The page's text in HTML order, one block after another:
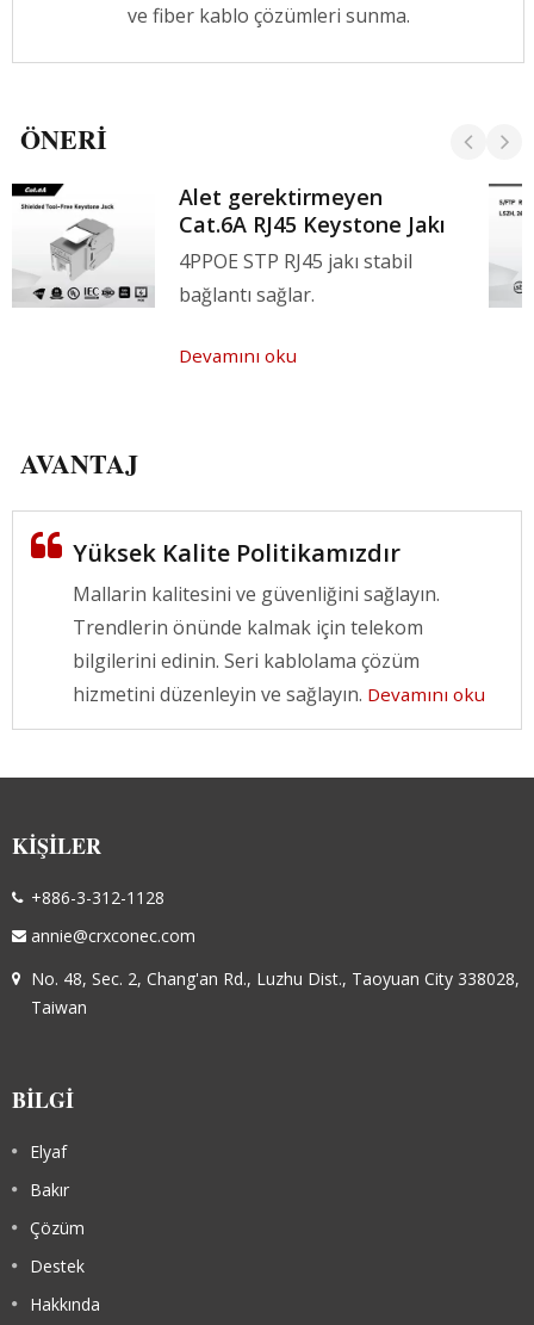
ve fiber kablo çözümleri sunma.
ÖNERI
Alet gerektirmeyen
Cat.6A RJ45 Keystone Jakı
4PPOE STP RJ45 jakı stabil
bağlantı sağlar.
Devamını oku
AVANTAJ
Yüksek Kalite Politikamızdır
Mallarin kalitesini ve güvenliğini sağlayın.
Trendlerin önünde kalmak için telekom
bilgilerini edinin. Seri kablolama çözüm
hizmetini düzenleyin ve sağlayın. Devamını oku
KIŞILER
+886-3-312-1128
annie@crxconec.com
No. 48, Sec. 2, Chang'an Rd., Luzhu Dist., Taoyuan City 338028,
Taiwan
BILGI
Elyaf
Bakır
Çözüm
Destek
Hakkında